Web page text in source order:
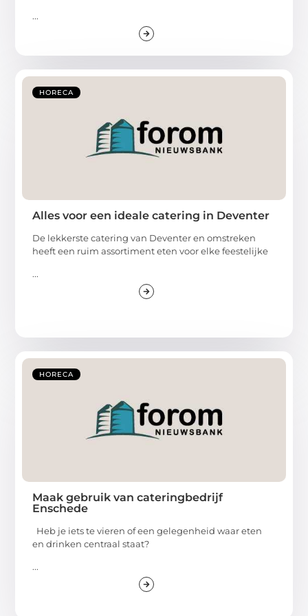
...
HORECA
Alles voor een ideale catering in Deventer
De lekkerste catering van Deventer en omstreken
heeft een ruim assortiment eten voor elke feestelijke
...
HORECA
Maak gebruik van cateringbedrijf
Enschede
Heb je iets te vieren of een gelegenheid waar eten
en drinken centraal staat?
...